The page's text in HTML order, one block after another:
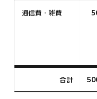
合計
通信費・雑費
合計